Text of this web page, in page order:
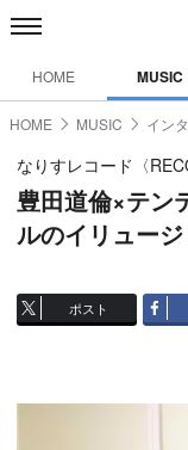
HOME MUSIC
HOME MUSIC イン
なりすレコード〈
豊田道倫×テン
ルのイリュー
ポスト